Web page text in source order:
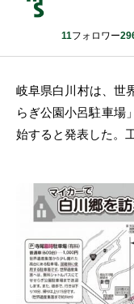
11フォロワー
岐阜県白川村は、世
らぎ公園小呂駐車場
始すると発表した。